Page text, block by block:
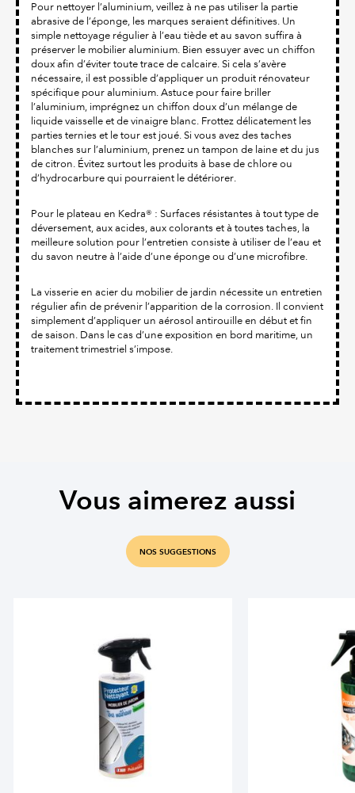
Pour nettoyer l’aluminium, veillez à ne pas utiliser la partie
abrasive de l’éponge, les marques seraient définitives. Un
simple nettoyage régulier à l’eau tiède et au savon suffira à
préserver le mobilier aluminium. Bien essuyer avec un chiffon
doux afin d’éviter toute trace de calcaire. Si cela s’avère
nécessaire, il est possible d’appliquer un produit rénovateur
spécifique pour aluminium. Astuce pour faire briller
l’aluminium, imprégnez un chiffon doux d’un mélange de
liquide vaisselle et de vinaigre blanc. Frottez délicatement les
parties ternies et le tour est joué. Si vous avez des taches
blanches sur l’aluminium, prenez un tampon de laine et du jus
de citron. Évitez surtout les produits à base de chlore ou
d’hydrocarbure qui pourraient le détériorer.
Pour le plateau en Kedra® : Surfaces résistantes à tout type de
déversement, aux acides, aux colorants et à toutes taches, la
meilleure solution pour l’entretien consiste à utiliser de l’eau et
du savon neutre à l’aide d’une éponge ou d’une microfibre.
La visserie en acier du mobilier de jardin nécessite un entretien
régulier afin de prévenir l’apparition de la corrosion. Il convient
simplement d’appliquer un aérosol antirouille en début et fin
de saison. Dans le cas d’une exposition en bord maritime, un
traitement trimestriel s’impose.
Vous aimerez aussi
NOS SUGGESTIONS